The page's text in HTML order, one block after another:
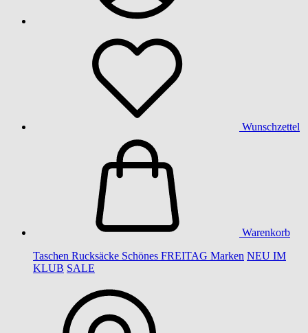
Wunschzettel
Warenkorb
Taschen Rucksäcke Schönes FREITAG Marken NEU IM
KLUB SALE